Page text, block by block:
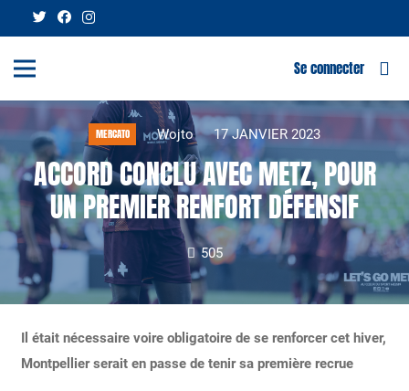
Se connecter
MERCATO Wojto 17 JANVIER 2023
ACCORD CONCLU AVEC METZ, POUR
UN PREMIER RENFORT DÉFENSIF
505
Il était nécessaire voire obligatoire de se renforcer cet hiver,
Montpellier serait en passe de tenir sa première recrue